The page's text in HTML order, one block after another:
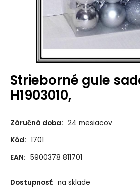
Strieborné gule
H1903010,
Záručná doba: 24 mesiacov
Kód: 1701
EAN: 5900378 811701
Dostupnosť: na sklade